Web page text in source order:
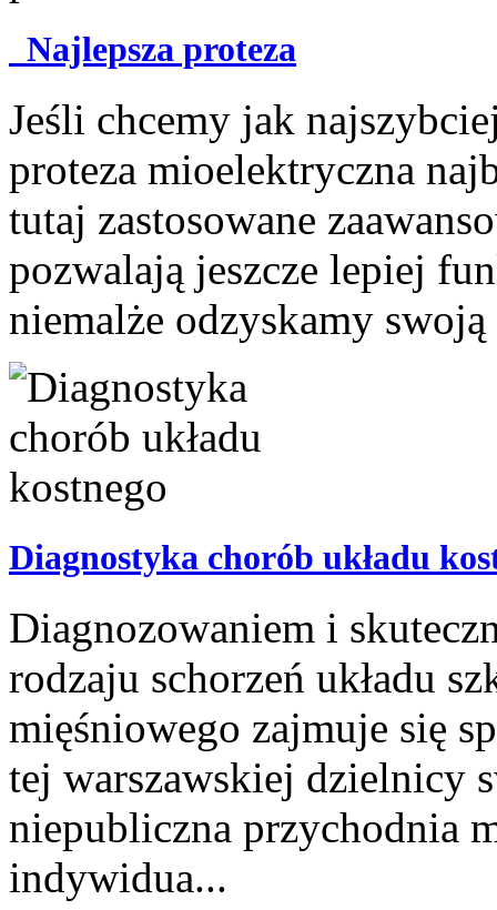
Najlepsza proteza
Jeśli chcemy jak
proteza mioelektryczna
tutaj zastosowane
pozwalają jeszcze lepiej
niemalże odzyskamy swoją
Diagnostyka chorób układu
Diagnozowaniem i
rodzaju schorzeń układu
mięśniowego zajmuje się
tej warszawskiej dzielnicy
niepubliczna przychodnia
indywidua...